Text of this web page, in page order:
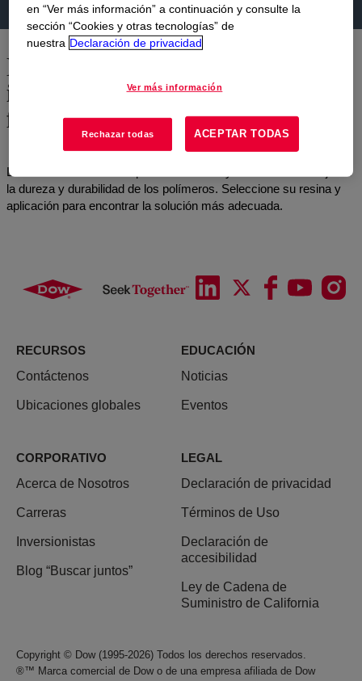
Encuentre el modificador de
impacto adecuado para su
formulación plástica
Los modificadores de impacto de acrílico y MBS de Dow mejoran
la dureza y durabilidad de los polímeros. Seleccione su resina y
aplicación para encontrar la solución más adecuada.
RECURSOS
Contáctenos
Ubicaciones globales
EDUCACIÓN
Noticias
Eventos
CORPORATIVO
Acerca de Nosotros
Carreras
Inversionistas
Blog “Buscar juntos”
LEGAL
Declaración de privacidad
Términos de Uso
Declaración de
accesibilidad
Ley de Cadena de
Suministro de California
Copyright © Dow (1995-2026) Todos los derechos reservados.
®™ Marca comercial de Dow o de una empresa afiliada de Dow
en “Ver más información” a continuación y consulte la
sección “Cookies y otras tecnologías” de
nuestra Declaración de privacidad
Ver más información
Rechazar todas ACEPTAR TODAS